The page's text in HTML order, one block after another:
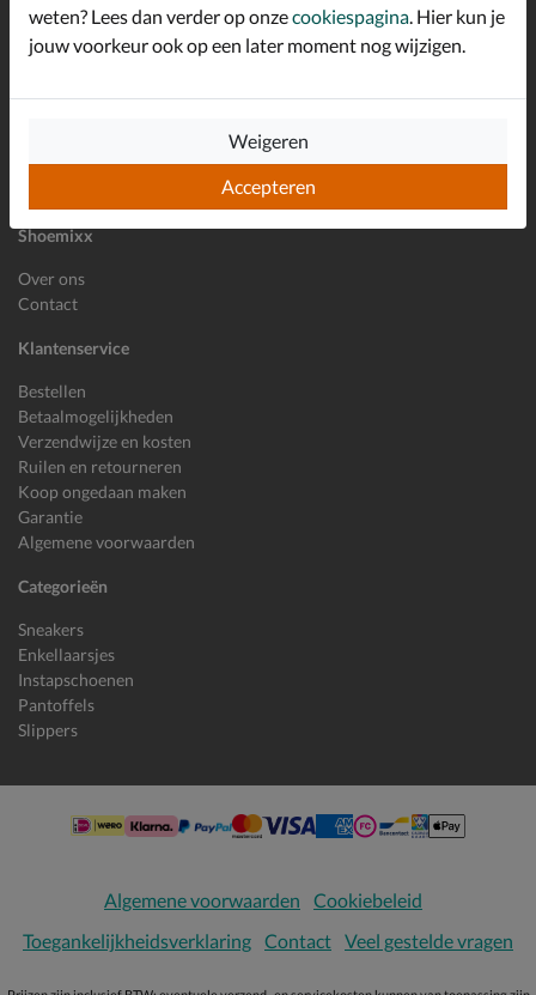
Shoemixx
Over ons
Contact
Klantenservice
Bestellen
Betaalmogelijkheden
Verzendwijze en kosten
Ruilen en retourneren
Koop ongedaan maken
Garantie
Algemene voorwaarden
Categorieën
Sneakers
Enkellaarsjes
Instapschoenen
Pantoffels
Slippers
Algemene voorwaarden
Cookiebeleid
Toegankelijkheidsverklaring Contact Veel gestelde vragen
weten? Lees dan verder op onzecookiespagina. Hier kun je
jouw voorkeur ook op een later moment nog wijzigen.
Accepteren
Weigeren